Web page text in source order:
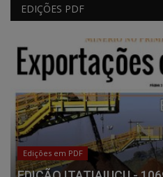
EDIÇÕES PDF
Edições em PDF